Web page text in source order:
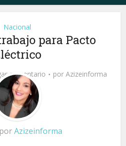
Nacional
para Pacto
comentario por Azizeinforma
Azizeinforma